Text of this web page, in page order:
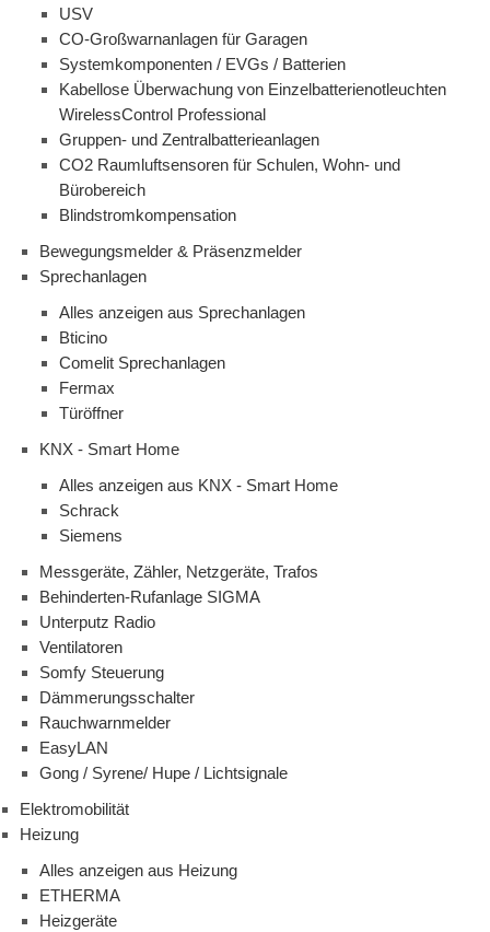
USV
CO-Großwarnanlagen für Garagen
Systemkomponenten / EVGs / Batterien
Kabellose Überwachung von Einzelbatterienotleuchten
WirelessControl Professional
Gruppen- und Zentralbatterieanlagen
CO2 Raumluftsensoren für Schulen, Wohn- und
Bürobereich
Blindstromkompensation
Bewegungsmelder & Präsenzmelder
Sprechanlagen
Alles anzeigen aus Sprechanlagen
Bticino
Comelit Sprechanlagen
Fermax
Türöffner
KNX - Smart Home
Alles anzeigen aus KNX - Smart Home
Schrack
Siemens
Messgeräte, Zähler, Netzgeräte, Trafos
Behinderten-Rufanlage SIGMA
Unterputz Radio
Ventilatoren
Somfy Steuerung
Dämmerungsschalter
Rauchwarnmelder
EasyLAN
Gong / Syrene/ Hupe / Lichtsignale
Elektromobilität
Heizung
Alles anzeigen aus Heizung
ETHERMA
Heizgeräte